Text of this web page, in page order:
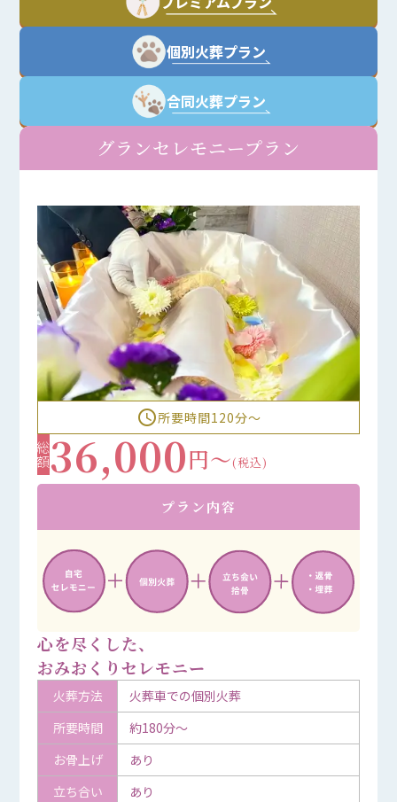
個別火葬プラン
合同火葬プラン
グランセレモニープラン
access_time所要時間120分〜
総額36,000円～(税込)
プラン内容
心を尽くした、
おみおくりセレモニー
火葬方法
火葬車での個別火葬
所要時間
約180分～
お骨上げ
あり
立ち合い
あり